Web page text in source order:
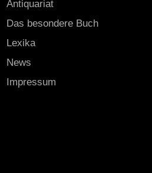
Antiquariat
Das besondere Buch
Lexika
News
Impressum